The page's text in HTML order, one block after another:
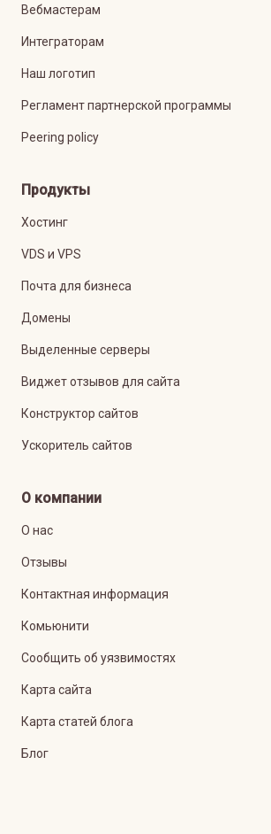
Вебмастерам
Интеграторам
Наш логотип
Регламент партнерской программы
Peering policy
Продукты
Хостинг
VDS и VPS
Почта для бизнеса
Домены
Выделенные серверы
Виджет отзывов для сайта
Конструктор сайтов
Ускоритель сайтов
О компании
О нас
Отзывы
Контактная информация
Комьюнити
Сообщить об уязвимостях
Карта сайта
Карта статей блога
Блог